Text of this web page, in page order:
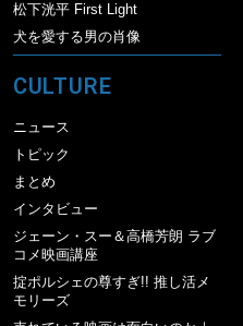
松下洸平 First Light
犬を愛する男の肖像
CULTURE
ニュース
トピック
まとめ
インタビュー
ジェーン・スー＆高橋芳朗 ラブ
コメ映画講座
掟ポルシェの尊すぎ!! 推し活メ
モリーズ